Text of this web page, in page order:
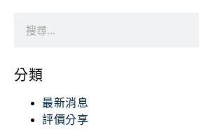
分類
最新消息
評價分享